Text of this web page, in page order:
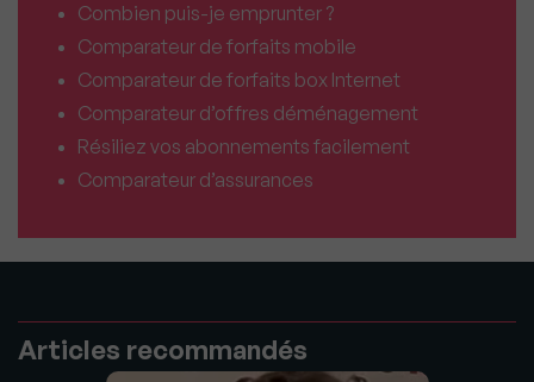
Combien puis-je emprunter ?
Comparateur de forfaits mobile
Comparateur de forfaits box Internet
Comparateur d’offres déménagement
Résiliez vos abonnements facilement
Comparateur d’assurances
Articles recommandés